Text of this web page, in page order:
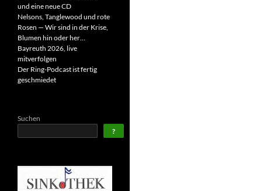
und eine neue CD
Nelsons, Tanglewood und rote
Rosen — Wir sind in der Krise,
Blumen hin oder her…
Bayreuth 2026, live
mitverfolgen
Der Ring-Podcast ist fertig
geschmiedet
Suchen
?